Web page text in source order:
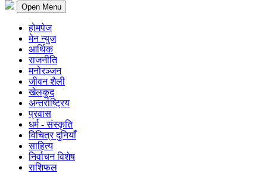
Open Menu
होमपेज
मेन न्युज
आर्थिक
राजनीति
मनोरञ्जन
जीवन शैली
खेलकुद
अन्तर्राष्ट्रिय
प्रवास
धर्म - संस्कृति
विचित्र दुनियाँ
साहित्य
निर्वाचन विशेष
राशिफल